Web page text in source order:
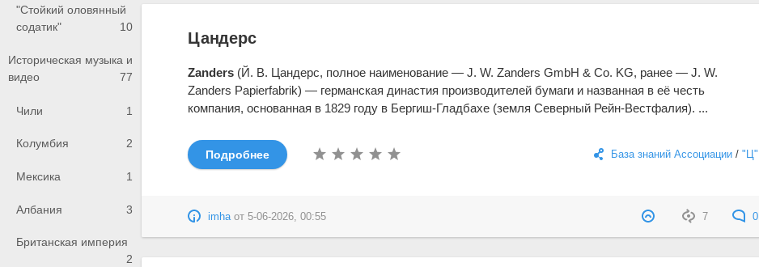
"Стойкий оловянный
содатик"
10
Историческая музыка и
видео
77
Чили 1
Колумбия 2
Мексика 1
Албания 3
Британская империя
2
Цандерс
Zanders (Й. В. Цандерс, полное наименование — J. W. Zanders GmbH & Co. KG, ранее — J. W.
Zanders Papierfabrik) — германская династия производителей бумаги и названная в её честь
компания, основанная в 1829 году в Бергиш-Гладбахе (земля Северный Рейн-Вестфалия). ...
База знаний Ассоциации/ "Ц"
Подробнее
7 0
imha от5-06-2026, 00:55